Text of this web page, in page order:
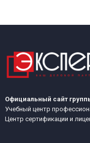
Официальный сайт
Учебный центр
Центр сертификации и